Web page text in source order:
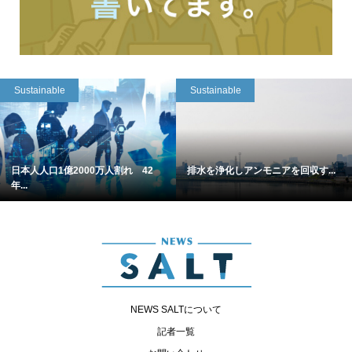
Sustainable
日本人人口1億2000万人割れ 42
年...
Sustainable
排水を浄化しアンモニアを回収す...
NEWS SALTについて
記者一覧